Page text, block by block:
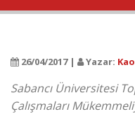
26/04/2017 | Yazar:
Sabancı Üniversitesi
Çalışmaları